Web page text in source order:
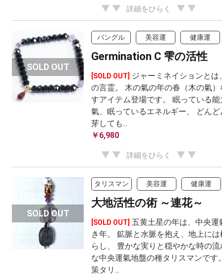
詳細をひらく
バングル 美容運 健康運
Germination C 雫の活性
[SOLD OUT]
ジャーミネイションと
の言霊。 木の氣の年の春（木の氣
すアイテム登場です。 眠っている
氣、眠っているエネルギー、 どん
芽しても...
￥6,980
詳細をひらく
タリスマン 美容運 健康運
大地活性の術 ～連花～
[SOLD OUT] 五黄土星の年は、中央運
き年。 鉱脈と水脈を抱え、地上に
らし、 豊かな実りと穏やかな時の
な中央運氣地盤の種タリスマンです
策タリ...